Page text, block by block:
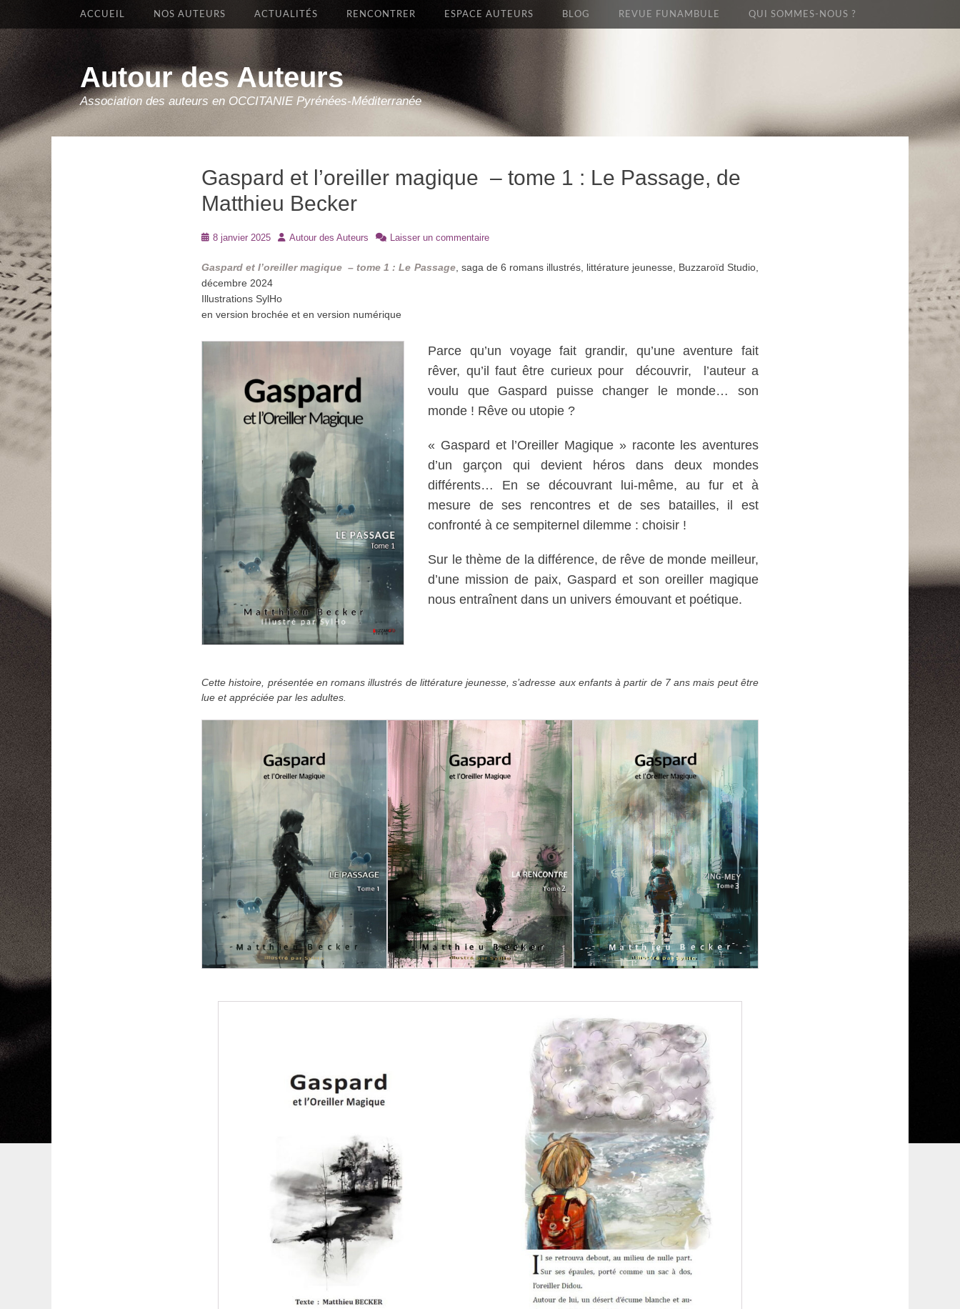
Autour des Auteurs
Association des auteurs en OCCITANIE Pyrénées-Méditerranée
Premier Menu
Aller
ACCUEIL NOS AUTEURS ACTUALITÉS RENCONTRER ESPACE AUTEURS BLOG REVUE FUNAMBULE QUI SOMMES-NOUS ?
Gaspard et l’oreiller magique – tome 1 : Le Passage, de
Matthieu Becker
Posté8 janvier 2025 Auteur
Autour des Auteurs Laisser un commentaire
Gaspard et l’oreiller magique – tome 1 : Le Passage, saga de 6 romans illustrés, littérature jeunesse, Buzzaroïd Studio,
décembre 2024
Illustrations SylHo
en version brochée et en version numérique
Parce qu’un voyage fait grandir, qu’une aventure fait
rêver, qu’il faut être curieux pour découvrir, l’auteur a
voulu que Gaspard puisse changer le monde… son
monde ! Rêve ou utopie ?
« Gaspard et l’Oreiller Magique » raconte les aventures
d’un garçon qui devient héros dans deux mondes
différents… En se découvrant lui-même, au fur et à
mesure de ses rencontres et de ses batailles, il est
confronté à ce sempiternel dilemme : choisir !
Sur le thème de la différence, de rêve de monde meilleur,
d’une mission de paix, Gaspard et son oreiller magique
nous entraînent dans un univers émouvant et poétique.
Cette histoire, présentée en romans illustrés de littérature jeunesse, s’adresse aux enfants à partir de 7 ans mais peut être
lue et appréciée par les adultes.